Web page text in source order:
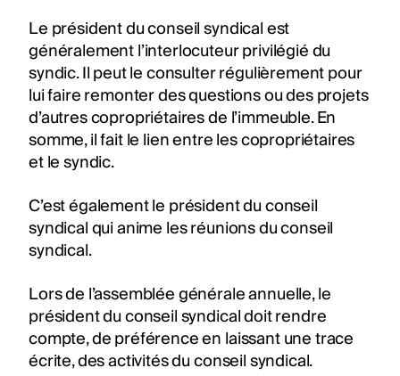
Le président du conseil syndical est
généralement l’interlocuteur privilégié du
syndic. Il peut le consulter régulièrement pour
lui faire remonter des questions ou des projets
d’autres copropriétaires de l’immeuble. En
somme, il fait le lien entre les copropriétaires
et le syndic.
C’est également le président du conseil
syndical qui anime les réunions du conseil
syndical.
Lors de l’assemblée générale annuelle, le
président du conseil syndical doit rendre
compte, de préférence en laissant une trace
écrite, des activités du conseil syndical.